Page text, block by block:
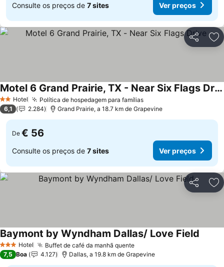
Consulte os preços de 7 sites Ver preços
Partilhar
2 Estrelas
Hotel Política de hospedagem para famíliasVer preços
Motel 6 Grand Prairie, TX - Near Six Flags Drive
Ver preços
6,1 2.284 Grand Prairie, a 18.7 km de Grapevine
De € 56
Consulte os preços de 7 sites Ver preços
Partilhar
3 EstrelasHotel Buffet de café da manhã quenteVer preços
Baymont by Wyndham Dallas/ Love Field
7,5 Boa 4.127 Dallas, a 19.8 km de Grapevine